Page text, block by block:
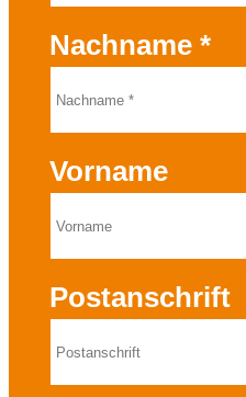
Nachname*
Vorname
Postanschrift